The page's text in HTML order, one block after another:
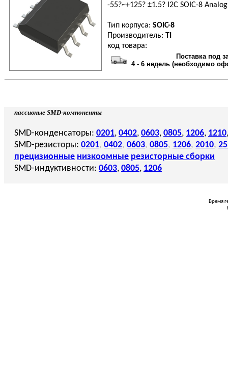
-55?~+125? ±1.5? I2C SOIC-8
Тип корпуса: SOIC-8
Производитель: TI
код товара:
Поставка под
4 - 6 недель (необходимо
пассивные SMD-компоненты
SMD-конденсаторы: 0201, 0402, 0603, 0805, 1206, 1210,
SMD-резисторы: 0201, 0402, 0603, 0805, 1206, 2010,
прецизионные низкоомные резисторные сборки
SMD-индуктивности: 0603, 0805, 1206
Время